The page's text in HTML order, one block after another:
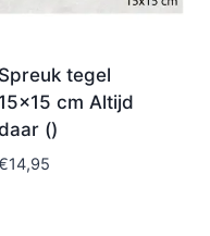
Spreuk tegel
15×15 cm Altijd
()
14,95